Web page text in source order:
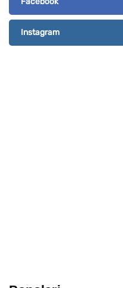
Instagram